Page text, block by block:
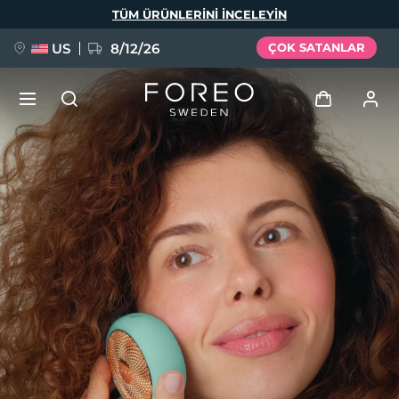
TÜM ÜRÜNLERINI INCELEYIN
US 8/12/26 ÇOK SATANLAR
Giriş
Kullanici profi̇li̇
Cihazlarım
Siparişlerim
Adresim
Aboneliklerim
YENİ
FAQ™ Pure Beauty-Tech Elixir
BREAKING NEWS
issa™ Teeth Whitening Set
Dil Seçimi
English Deutsch
Español
Français
Italiano
Português
Polski
Svenska
Русский
Türkçe
简体中文 繁體中文